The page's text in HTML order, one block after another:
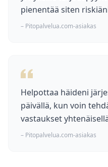
pienentää siten
– Pitopalvelua.com-asiakas
Helpottaa häideni
päivällä, kun voin
vastaukset
– Pitopalvelua.com-asiakas